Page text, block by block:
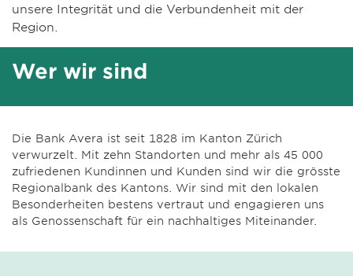
unsere Integrität und die Verbundenheit mit der
Region.
Wer wir sind
Die Bank Avera ist seit 1828 im Kanton Zürich
verwurzelt. Mit zehn Standorten und mehr als 45 000
zufriedenen Kundinnen und Kunden sind wir die grösste
Regionalbank des Kantons. Wir sind mit den lokalen
Besonderheiten bestens vertraut und engagieren uns
als Genossenschaft für ein nachhaltiges Miteinander.